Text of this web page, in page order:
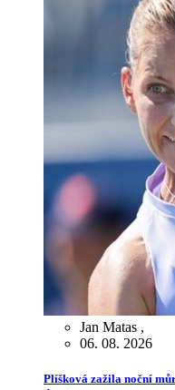
Jan Matas ,
06. 08. 2026
Plíšková zažila noční